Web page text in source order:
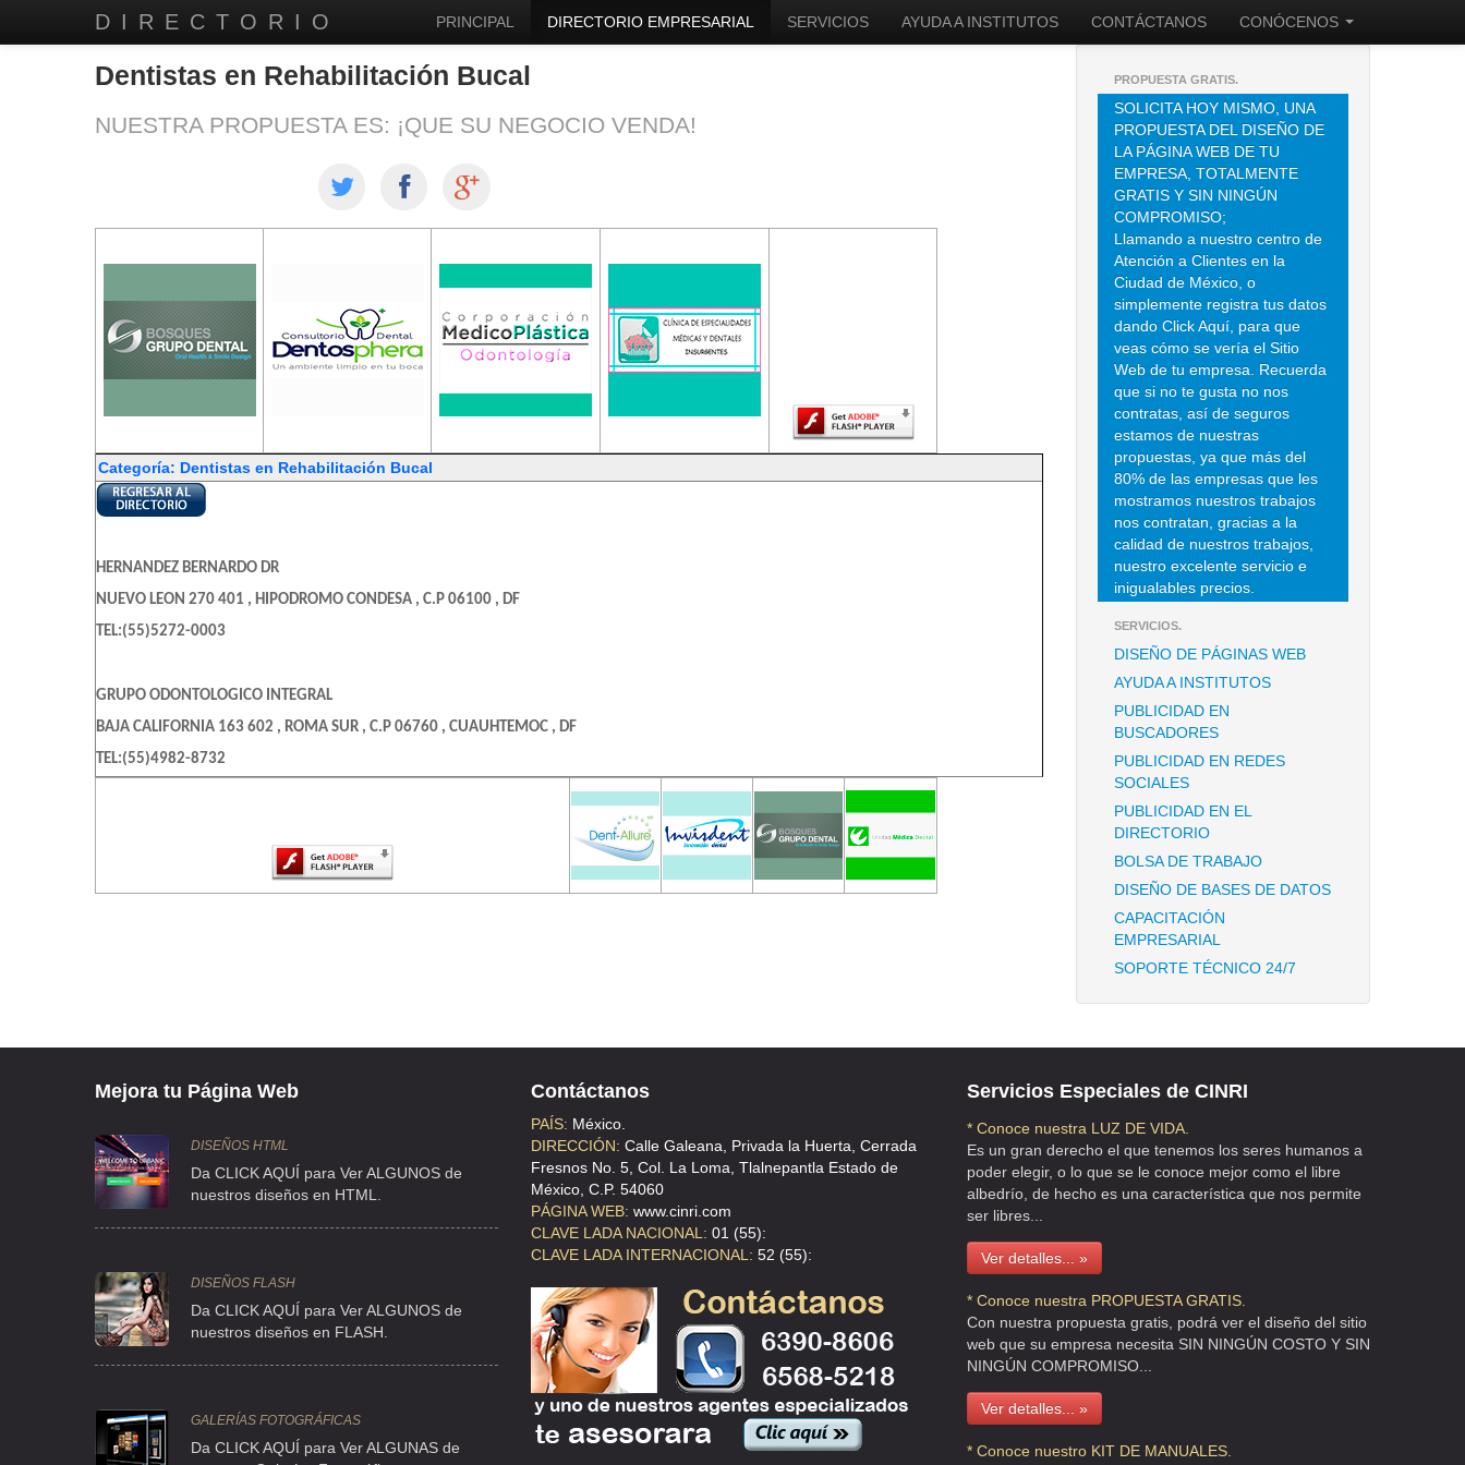
DIRECTORIO PRINCIPAL DIRECTORIO EMPRESARIAL SERVICIOS AYUDA A INSTITUTOS CONTÁCTANOS CONÓCENOS
Dentistas en Rehabilitación Bucal
NUESTRA PROPUESTA ES: ¡QUE SU NEGOCIO VENDA!
Categoría: Dentistas en Rehabilitación Bucal
HERNANDEZ BERNARDO DR
NUEVO LEON 270 401 , HIPODROMO CONDESA , C.P 06100 , DF
TEL:(55)5272-0003
GRUPO ODONTOLOGICO INTEGRAL
BAJA CALIFORNIA 163 602 , ROMA SUR , C.P 06760 , CUAUHTEMOC , DF
TEL:(55)4982-8732
NORTE 329 , AGRICOLA PANTITLAN , C.P 08100 , IZTACALCO , DF
DENTAL CARE INTERLOMAS
TEL:(55)5291-8625
CONSULTORIO ODONTOLOGICO INTEGRAL
647 6 , UNIDAD SAN JUAN DE ARAGON 4TA Y 5TA SECCION , C.P 07979 , DF
TEL:(55)5794-2510
ADLER PRZASNYSKI DANIEL DR
AVE EJERCITO NACIONAL 884 , LOS MORALES
PROPUESTA GRATIS.
SOLICITA HOY MISMO, UNA
PROPUESTA DEL DISEÑO DE
LA PÁGINA WEB DE TU
EMPRESA, TOTALMENTE
GRATIS Y SIN NINGÚN
COMPROMISO;
Llamando a nuestro centro de
Atención a Clientes en la
Ciudad de México, o
simplemente registra tus datos
dando Click Aquí, para que
veas cómo se vería el Sitio
Web de tu empresa. Recuerda
que si no te gusta no nos
contratas, así de seguros
estamos de nuestras
propuestas, ya que más del
80% de las empresas que les
mostramos nuestros trabajos
nos contratan, gracias a la
calidad de nuestros trabajos,
nuestro excelente servicio e
inigualables precios.
SERVICIOS.
DISEÑO DE PÁGINAS WEB
AYUDA A INSTITUTOS
PUBLICIDAD EN
BUSCADORES
PUBLICIDAD EN REDES
SOCIALES
PUBLICIDAD EN EL
DIRECTORIO
BOLSA DE TRABAJO
DISEÑO DE BASES DE DATOS
CAPACITACIÓN
EMPRESARIAL
SOPORTE TÉCNICO 24/7
Mejora tu Página Web
DISEÑOS HTML
Da CLICK AQUÍ para Ver ALGUNOS de
nuestros diseños en HTML.
DISEÑOS FLASH
Da CLICK AQUÍ para Ver ALGUNOS de
nuestros diseños en FLASH.
GALERÍAS FOTOGRÁFICAS
Da CLICK AQUÍ para Ver ALGUNAS de
Contáctanos
PAÍS: México.
DIRECCIÓN: Calle Galeana, Privada la Huerta, Cerrada
Fresnos No. 5, Col. La Loma, Tlalnepantla Estado de
México, C.P. 54060
PÁGINA WEB: www.cinri.com
CLAVE LADA NACIONAL: 01 (55):
CLAVE LADA INTERNACIONAL: 52 (55):
Servicios Especiales de CINRI
* Conoce nuestra LUZ DE VIDA.
Es un gran derecho el que tenemos los seres humanos a
poder elegir, o lo que se le conoce mejor como el libre
albedrío, de hecho es una característica que nos permite
ser libres...
Ver detalles... »
* Conoce nuestra PROPUESTA GRATIS.
Con nuestra propuesta gratis, podrá ver el diseño del sitio
web que su empresa necesita SIN NINGÚN COSTO Y SIN
NINGÚN COMPROMISO...
Ver detalles... »
* Conoce nuestro KIT DE MANUALES.